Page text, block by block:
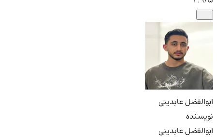
ابوالفضل عابدینی
نویسنده
ابوالفضل عابدینی